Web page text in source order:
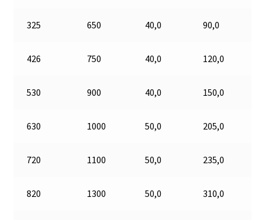
325 650 40,0 90,0
426 750 40,0 120,0
530 900 40,0 150,0
630 1000 50,0 205,0
720 1100 50,0 235,0
820 1300 50,0 310,0